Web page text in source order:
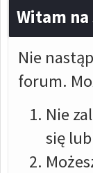
Witam
Nie
forum.
Nie
się